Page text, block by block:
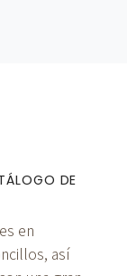
DE
en
así